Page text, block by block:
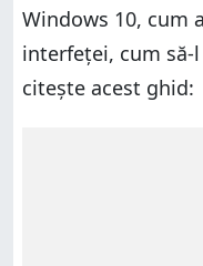
Windows 10, cum
interfeței, cum
citește acest ghid: